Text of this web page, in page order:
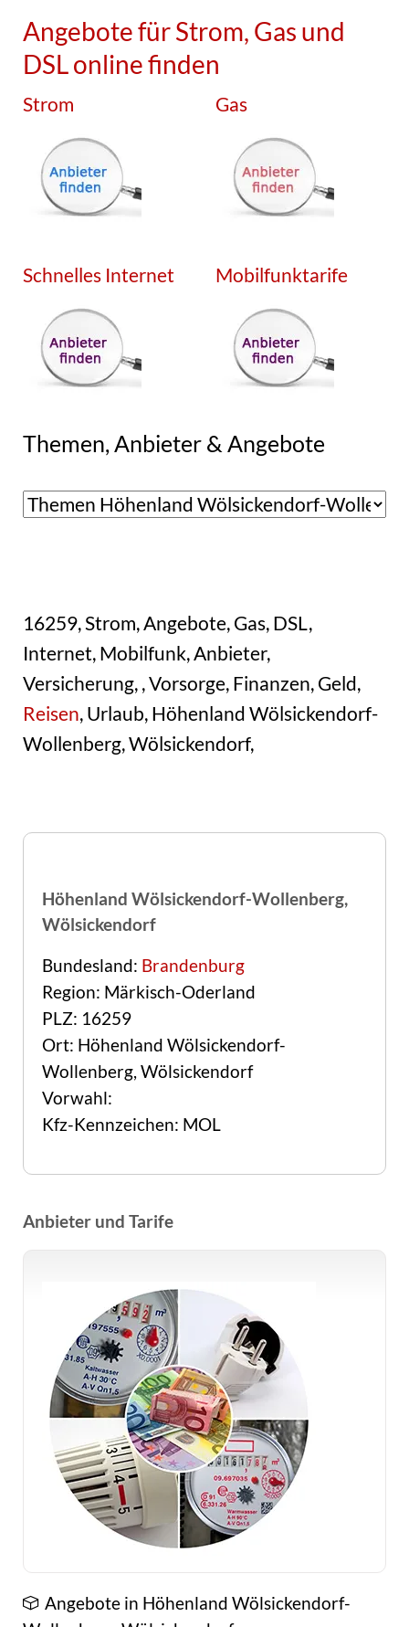
Angebote für Strom, Gas und
DSL online finden
Strom Gas
Schnelles Internet Mobilfunktarife
Themen, Anbieter & Angebote
16259, Strom, Angebote, Gas, DSL,
Internet, Mobilfunk, Anbieter,
Versicherung, , Vorsorge, Finanzen, Geld,
Reisen, Urlaub, Höhenland Wölsickendorf-
Wollenberg, Wölsickendorf,
Höhenland Wölsickendorf-Wollenberg,
Wölsickendorf
Bundesland: Brandenburg
Region: Märkisch-Oderland
PLZ: 16259
Ort: Höhenland Wölsickendorf-
Wollenberg, Wölsickendorf
Vorwahl:
Kfz-Kennzeichen: MOL
Anbieter und Tarife
Angebote in Höhenland Wölsickendorf-